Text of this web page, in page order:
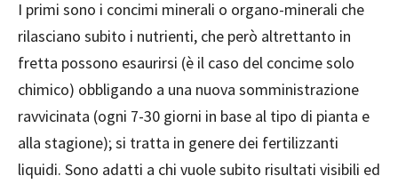
I primi sono i concimi minerali o organo-minerali che
rilasciano subito i nutrienti, che però altrettanto in
fretta possono esaurirsi (è il caso del concime solo
chimico) obbligando a una nuova somministrazione
ravvicinata (ogni 7-30 giorni in base al tipo di pianta e
alla stagione); si tratta in genere dei fertilizzanti
liquidi. Sono adatti a chi vuole subito risultati visibili ed